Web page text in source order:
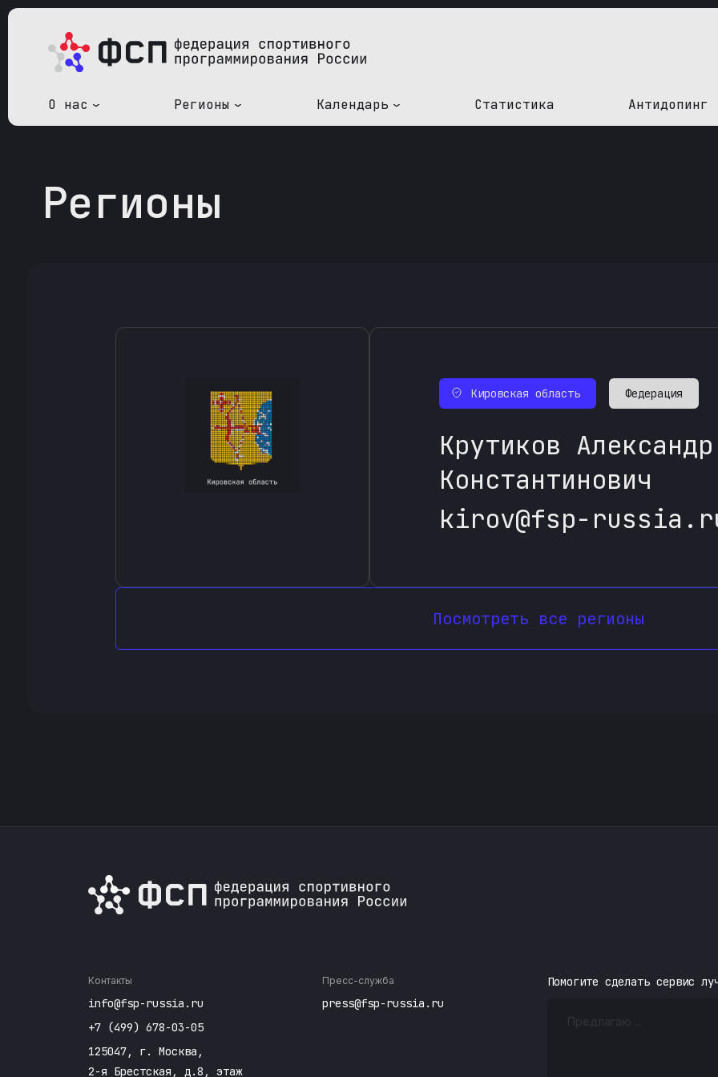
О нас Регионы Календарь Статистика Антидопинг
Регионы
Кировская область Федерация
Крутиков Александр
Константинович
kirov@fsp-
Посмотреть все регионы
Контакты
info@fsp-russia.ru
+7 (499) 678-03-05
125047, г. Москва,
2-я Брестская, д.8, этаж
Пресс-служба
press@fsp-russia.ru
Помогите сделать сервис